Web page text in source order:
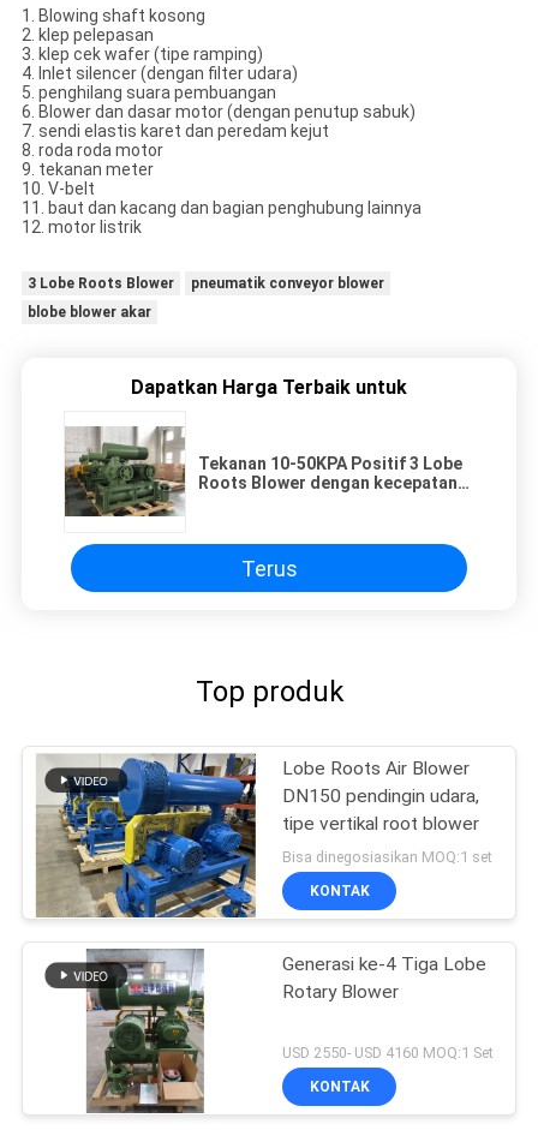
1. Blowing shaft kosong
2. klep pelepasan
3. klep cek wafer (tipe ramping)
4. Inlet silencer (dengan filter udara)
5. penghilang suara pembuangan
6. Blower dan dasar motor (dengan penutup sabuk)
7. sendi elastis karet dan peredam kejut
8. roda roda motor
9. tekanan meter
10. V-belt
11. baut dan kacang dan bagian penghubung lainnya
12. motor listrik
3 Lobe Roots Blower
pneumatik conveyor blower
blobe blower akar
Dapatkan Harga Terbaik untuk
Tekanan 10-50KPA Positif 3 Lobe
Roots Blower dengan kecepatan
Terus
Top produk
Lobe Roots Air Blower
DN150 pendingin udara,
tipe vertikal root blower
Bisa dinegosiasikan MOQ:1 set
KONTAK
Generasi ke-4 Tiga Lobe
Rotary Blower
USD 2550- USD 4160 MOQ:1 Set
KONTAK